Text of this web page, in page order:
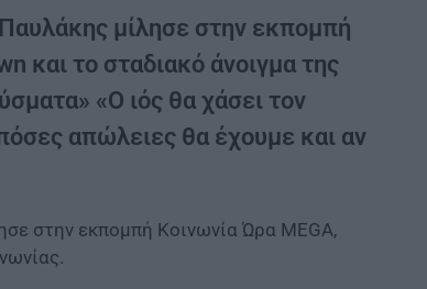
μίλησε στην εκπομπή
και το σταδιακό άνοιγμα της
«Ο ιός θα χάσει τον
απώλειες θα έχουμε και αν
στην εκπομπή Κοινωνία Ώρα MEGA,